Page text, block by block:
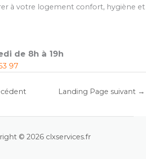
à votre logement confort, hygiène et
de 8h à 19h
97
Landing Page suivant →
© 2026 clxservices.fr